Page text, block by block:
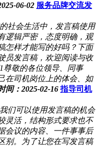
06-02 服务品牌交流发
社会生活中，发言稿使用
逻辑严密，态度明确，观
怎样才能写的好吗？下面
员发言稿，欢迎阅读与收
尊敬的各位领导、同事
在司机岗位上的体会、如
间：2025-02-16 指导司机
们可以使用发言稿的机会
灵活，结构形式要求也不
会议的内容、一件事事后
别。为了让您在写发言稿